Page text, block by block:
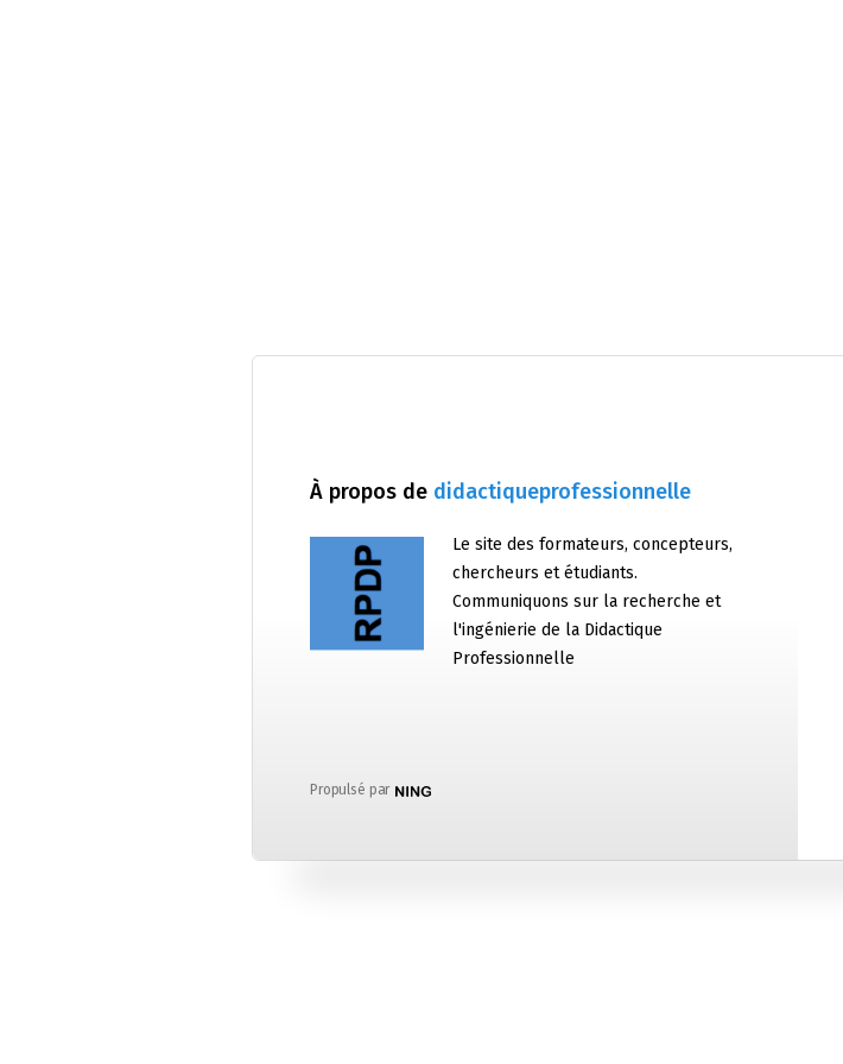
À propos de didactiqueprofessionnelle
Le site des formateurs, concepteurs,
chercheurs et étudiants.
Communiquons sur la recherche et
l'ingénierie de la Didactique
Professionnelle
Propulsé par